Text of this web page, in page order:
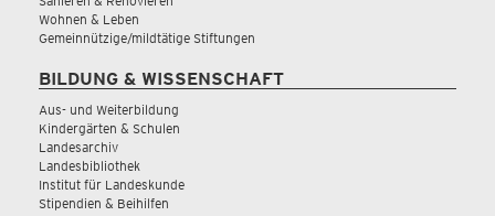
Wohnen & Leben
Gemeinnützige/mildtätige Stiftungen
BILDUNG & WISSENSCHAFT
Aus- und Weiterbildung
Kindergärten & Schulen
Landesarchiv
Landesbibliothek
Institut für Landeskunde
Stipendien & Beihilfen